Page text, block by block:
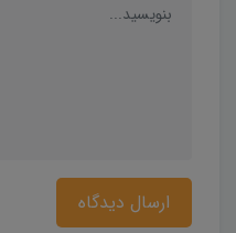
ارسال دیدگاه